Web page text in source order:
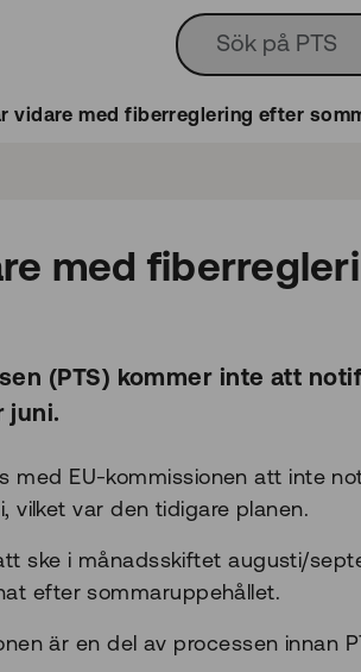
vidare med fiberreglering efter
med
(PTS) kommer inte att
juni.
med EU-kommissionen att inte
vilket var den tidigare planen.
ske i månadsskiftet augusti/
efter sommaruppehållet.
är en del av processen innan